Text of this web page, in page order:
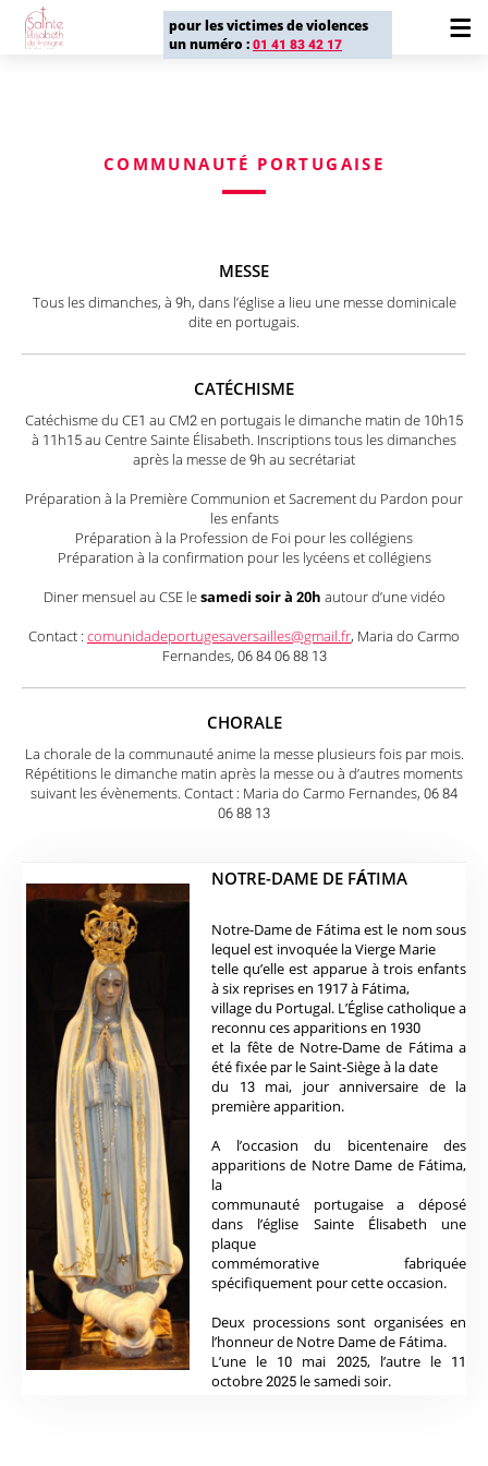
pour les victimes de violences
un numéro :01 41 83 42 17
COMMUNAUTÉ PORTUGAISE
MESSE
Tous les dimanches, à 9h, dans l’église a lieu une messe dominicale
dite en portugais.
CATÉCHISME
Catéchisme du CE1 au CM2 en portugais le dimanche matin de 10h15
à 11h15 au Centre Sainte Élisabeth. Inscriptions tous les dimanches
après la messe de 9h au secrétariat
Préparation à la Première Communion et Sacrement du Pardon pour
les enfants
Préparation à la Profession de Foi pour les collégiens
Préparation à la confirmation pour les lycéens et collégiens
Diner mensuel au CSE lesamedi soir à 20h autour d’une vidéo
Contact : comunidadeportugesaversailles@gmail.fr, Maria do Carmo
Fernandes, 06 84 06 88 13
CHORALE
La chorale de la communauté anime la messe plusieurs fois par mois.
Répétitions le dimanche matin après la messe ou à d’autres moments
suivant les évènements. Contact : Maria do Carmo Fernandes, 06 84
06 88 13
NOTRE-DAME DE FÁTIMA
Notre-Dame de Fátima est le nom sous
lequel est invoquée la Vierge Marie
telle qu’elle est apparue à trois enfants
à six reprises en 1917 à Fátima,
village du Portugal. L’Église catholique a
reconnu ces apparitions en 1930
et la fête de Notre-Dame de Fátima a
été fixée par le Saint-Siège à la date
du 13 mai, jour anniversaire de la
première apparition.
A l’occasion du bicentenaire des
apparitions de Notre Dame de Fátima,
la
communauté portugaise a déposé
dans l’église Sainte Élisabeth une
plaque
commémorative fabriquée
spécifiquement pour cette occasion.
Deux processions sont organisées en
l’honneur de Notre Dame de Fátima.
L’une le 10 mai 2025, l’autre le 11
octobre 2025 le samedi soir.